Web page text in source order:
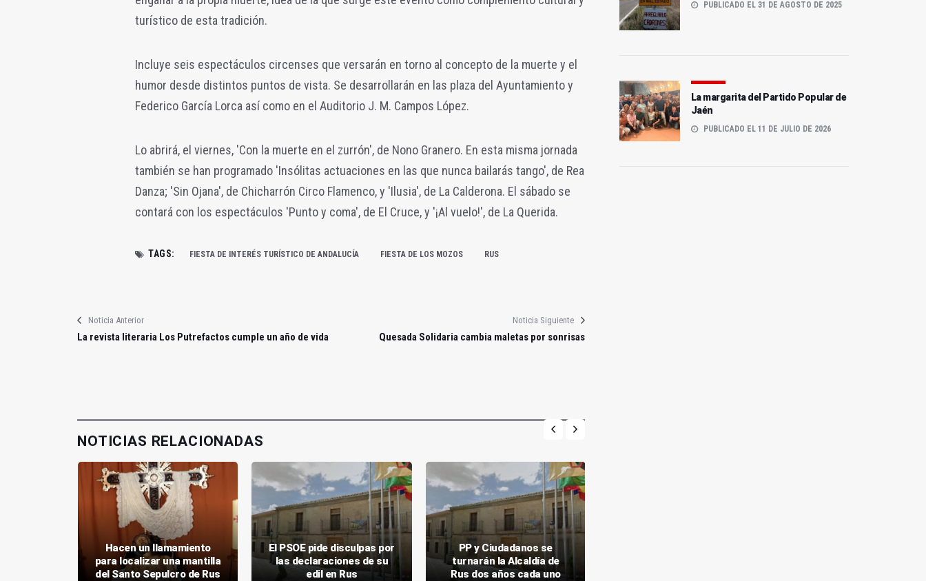
turístico de esta tradición.
Incluye seis espectáculos circenses que versarán en torno al concepto de la muerte y el
humor desde distintos puntos de vista. Se desarrollarán en las plaza del Ayuntamiento y
Federico García Lorca así como en el Auditorio J. M. Campos López.
Lo abrirá, el viernes, 'Con la muerte en el zurrón', de Nono Granero. En esta misma jornada
también se han programado 'Insólitas actuaciones en las que nunca bailarás tango', de Rea
Danza; 'Sin Ojana', de Chicharrón Circo Flamenco, y 'Ilusia', de La Calderona. El sábado se
contará con los espectáculos 'Punto y coma', de El Cruce, y '¡Al vuelo!', de La Querida.
TAGS: FIESTA DE INTERÉS TURÍSTICO DE ANDALUCÍA FIESTA DE LOS MOZOS RUS
Noticia Anterior
La revista literaria Los Putrefactos cumple un año de vida
Noticia Siguiente
Quesada Solidaria cambia maletas por sonrisas
NOTICIAS RELACIONADAS
Hacen un llamamiento
para localizar una mantilla
del Santo Sepulcro de Rus
El PSOE pide disculpas por
las declaraciones de su
edil en Rus
PP y Ciudadanos se
turnarán la Alcaldía de
Rus dos años cada uno
PUBLICADO EL 31 DE AGOSTO DE 2025
La margarita del Partido Popular de
Jaén
PUBLICADO EL 11 DE JULIO DE 2026